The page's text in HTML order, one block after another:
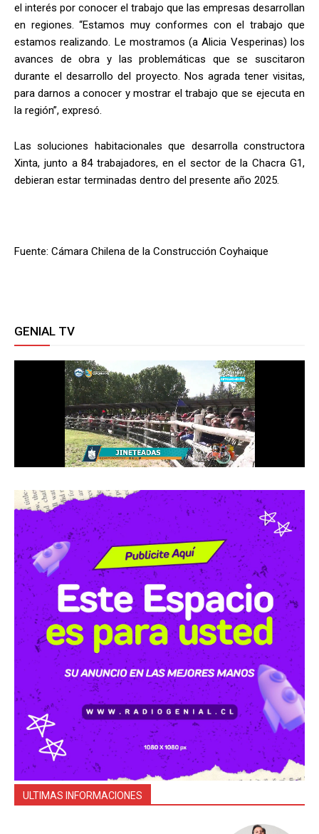
el interés por conocer el trabajo que las empresas desarrollan
en regiones. “Estamos muy conformes con el trabajo que
estamos realizando. Le mostramos (a Alicia Vesperinas) los
avances de obra y las problemáticas que se suscitaron
durante el desarrollo del proyecto. Nos agrada tener visitas,
para darnos a conocer y mostrar el trabajo que se ejecuta en
la región”, expresó.
Las soluciones habitacionales que desarrolla constructora
Xinta, junto a 84 trabajadores, en el sector de la Chacra G1,
debieran estar terminadas dentro del presente año 2025.
Fuente: Cámara Chilena de la Construcción Coyhaique
GENIAL TV
ULTIMAS INFORMACIONES